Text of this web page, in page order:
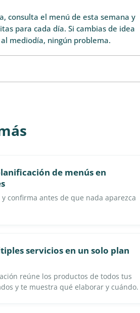
consulta el menú de esta semana y
para cada día. Si cambias de idea
mediodía, ningún problema.
de menús en
confirma antes de que nada aparezca
servicios en un solo plan
reúne los productos de todos tus
y te muestra qué elaborar y cuándo.